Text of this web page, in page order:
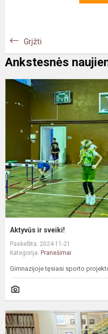
Grįžti
Ankstesnės
Aktyvūs ir sveiki!
Paskelbta: 2024-11-21
Kategorija: Pranešimai
Gimnazijoje tęsiasi sporto